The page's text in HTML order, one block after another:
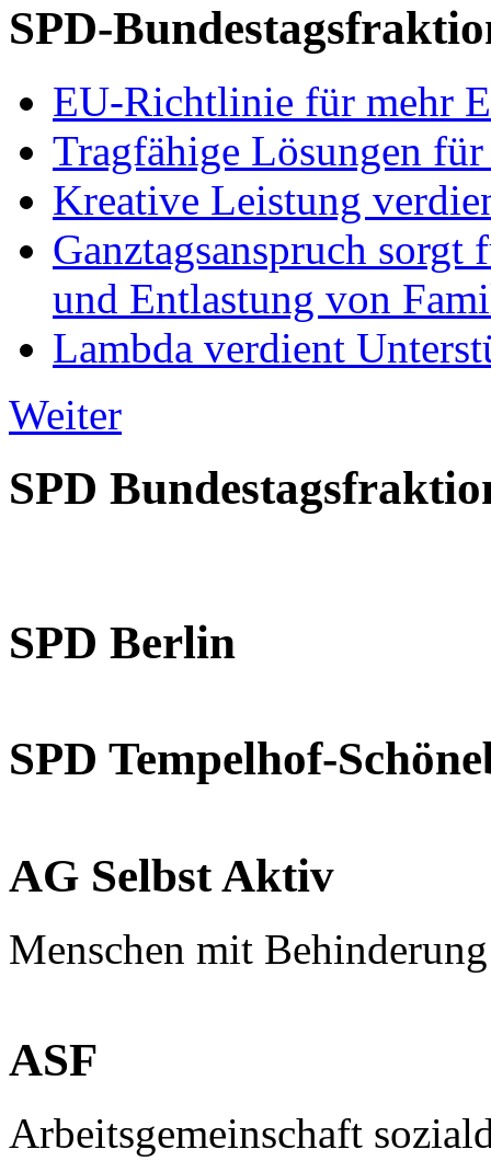
SPD-
EU-Richtlinie für mehr
Tragfähige Lösungen
Kreative Leistung
Ganztagsanspruch
und Entlastung von
Lambda verdient
Weiter
SPD
SPD Berlin
SPD Tempelhof-
AG Selbst Aktiv
Menschen mit
ASF
Arbeitsgemeinschaft